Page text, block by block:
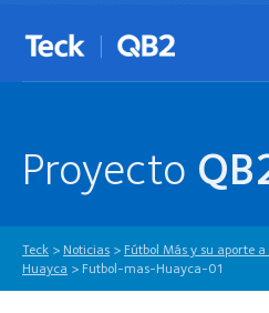
Proyecto
Teck > Noticias > Fútbol Más y su aporte
Huayca > Futbol-mas-Huayca-01